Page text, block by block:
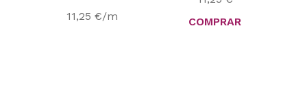
11,25 €/m
COMPRAR